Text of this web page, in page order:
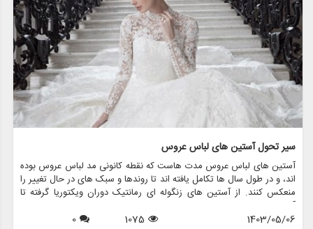
سیر تحول آستین های لباس عروس
آستین های لباس عروس مدت هاست که نقطه کانونی مد لباس عروس بوده
اند، و در طول سال ها تکامل یافته اند تا روندها و سبک های در حال تغییر را
منعکس کنند. از آستین های زنگوله ای رمانتیک دوران ویکتوریا گرفته تا
آستین های زیبای اسقف امروزی، هر طرحی جذابیت و شخصیت منحصر به
فرد خود را دارد. در این مقاله، به بررسی تحولات شگفت انگیز آستین های
1403/05/06
1075
0